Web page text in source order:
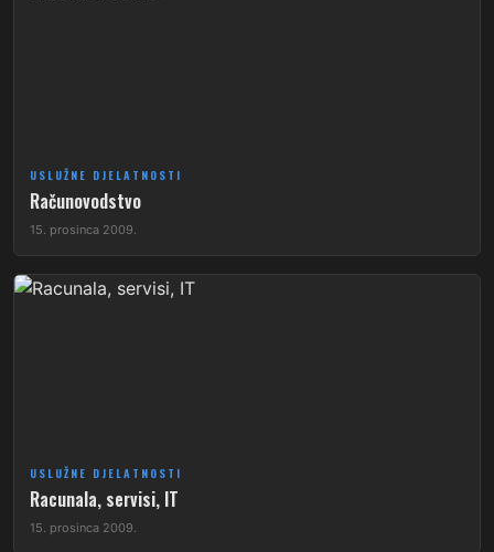
USLUŽNE DJELATNOSTI
Računovodstvo
15. prosinca 2009.
USLUŽNE DJELATNOSTI
Racunala, servisi, IT
15. prosinca 2009.